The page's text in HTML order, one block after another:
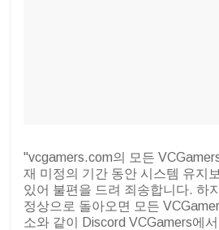
"vcgamers.com의 모든
재 미정의 기간 동안 시스템 유지
있어 불편을 드려 죄송합니다. 하
정상으로 돌아오면 모든
소와 같이 Discord VCGamers에